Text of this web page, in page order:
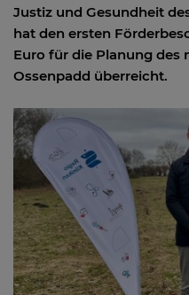
Justiz und Gesundheit
hat den ersten
Euro für die Planung
Ossenpadd überreicht.